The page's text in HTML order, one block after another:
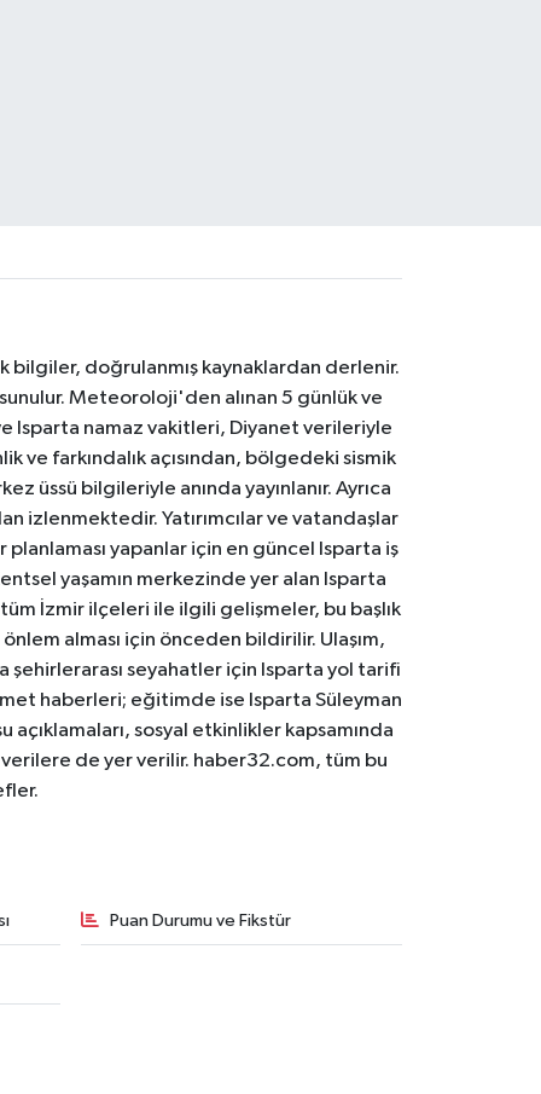
bilgiler, doğrulanmış kaynaklardan derlenir.
Meteoroloji'den alınan 5 günlük ve
Isparta namaz vakitleri, Diyanet verileriyle
ve farkındalık açısından, bölgedeki sismik
üssü bilgileriyle anında yayınlanır. Ayrıca
izlenmektedir. Yatırımcılar ve vatandaşlar
planlaması yapanlar için en güncel Isparta iş
yaşamın merkezinde yer alan Isparta
tüm İzmir ilçeleri ile ilgili gelişmeler, bu başlık
alması için önceden bildirilir. Ulaşım,
şehirlerarası seyahatler için Isparta yol tarifi
haberleri; eğitimde ise Isparta Süleyman
sosyal etkinlikler kapsamında
de yer verilir. haber32.com, tüm bu
Puan Durumu ve Fikstür